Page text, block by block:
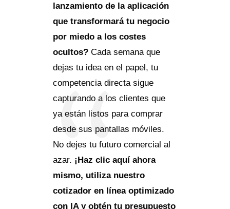
lanzamiento de la aplicación
que transformará tu negocio
por miedo a los costes
ocultos? Cada semana que
dejas tu idea en el papel, tu
competencia directa sigue
capturando a los clientes que
ya están listos para comprar
desde sus pantallas móviles.
No dejes tu futuro comercial al
azar. ¡Haz clic aquí ahora
mismo, utiliza nuestro
cotizador en línea optimizado
con IA y obtén tu presupuesto